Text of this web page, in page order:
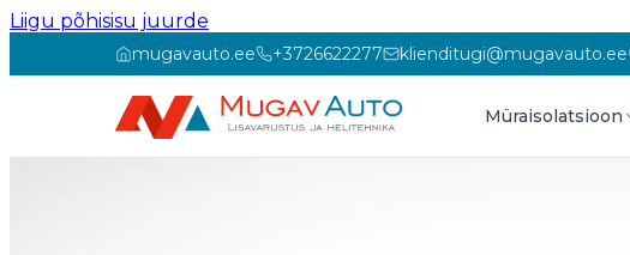
Liigu põhisisu juurde
mugavauto.ee +3726622277 klienditugi@mugavauto.ee
Müraisolatsioon